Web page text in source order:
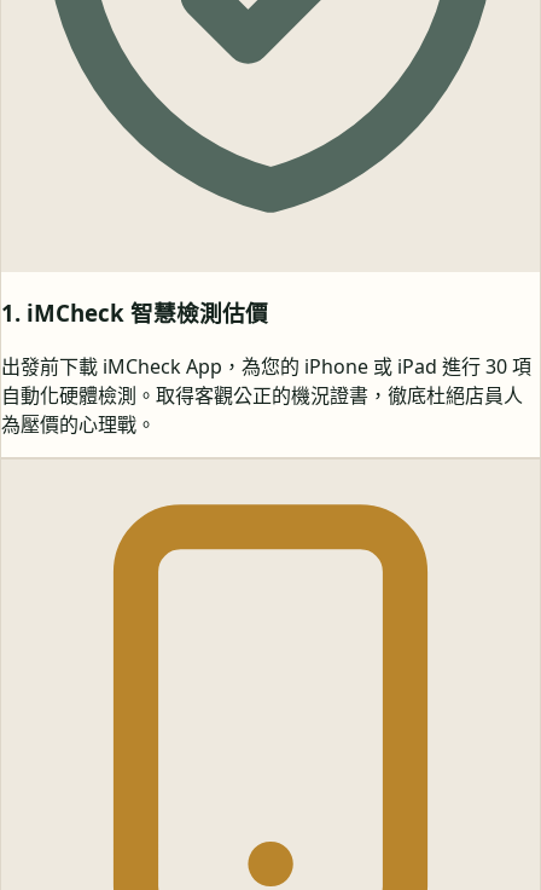
1. iMCheck 智慧檢測估價
出發前下載 iMCheck App，為您的 iPhone 或 iPad 進行 30 項
自動化硬體檢測。取得客觀公正的機況證書，徹底杜絕店員人
為壓價的心理戰。